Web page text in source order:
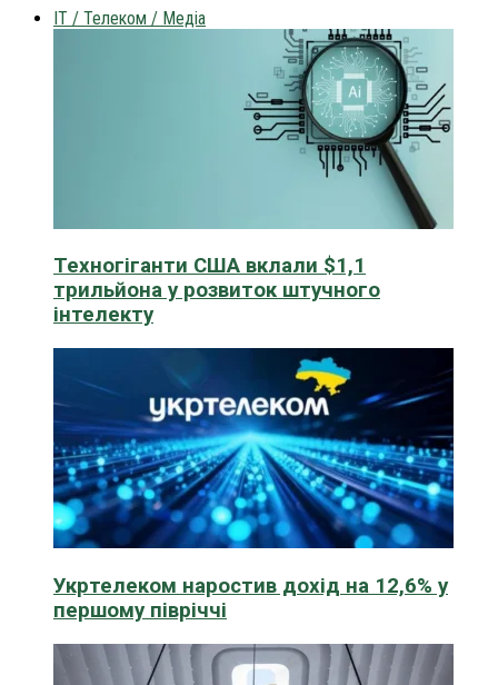
IT / Телеком / Медіа
Техногіганти США вклали $1,1
трильйона у розвиток штучного
інтелекту
Укртелеком наростив дохід на 12,6% у
першому півріччі